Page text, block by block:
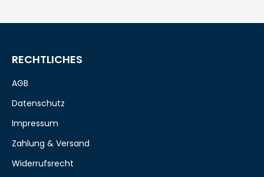
RECHTLICHES
AGB
Datenschutz
Impressum
Zahlung & Versand
Widerrufsrecht